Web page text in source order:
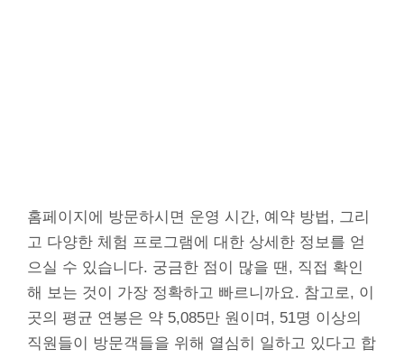
홈페이지에 방문하시면 운영 시간, 예약 방법, 그리
고 다양한 체험 프로그램에 대한 상세한 정보를 얻
으실 수 있습니다. 궁금한 점이 많을 땐, 직접 확인
해 보는 것이 가장 정확하고 빠르니까요. 참고로, 이
곳의 평균 연봉은 약 5,085만 원이며, 51명 이상의
직원들이 방문객들을 위해 열심히 일하고 있다고 합